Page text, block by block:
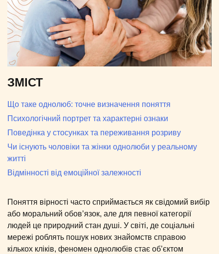
ЗМІСТ
Що таке однолюб: точне визначення поняття
Психологічний портрет та характерні ознаки
Поведінка у стосунках та переживання розриву
Чи існують чоловіки та жінки однолюби у реальному
житті
Відмінності від емоційної залежності
Поняття вірності часто сприймається як свідомий вибір
або моральний обов’язок, але для певної категорії
людей це природний стан душі. У світі, де соціальні
мережі роблять пошук нових знайомств справою
кількох кліків, феномен однолюбів стає об’єктом